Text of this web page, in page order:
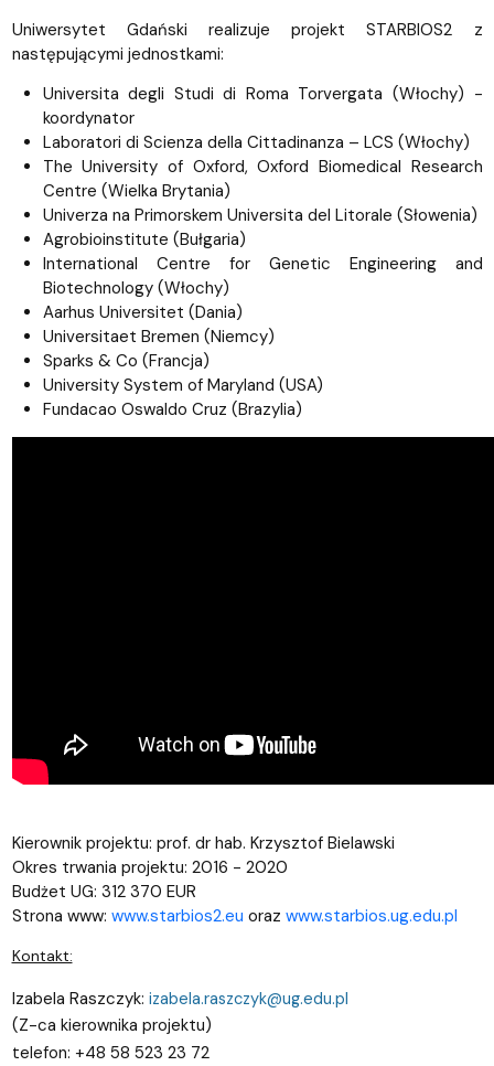
Uniwersytet Gdański realizuje projekt STARBIOS2 z
następującymi jednostkami:
Universita degli Studi di Roma Torvergata (Włochy) -
koordynator
Laboratori di Scienza della Cittadinanza – LCS (Włochy)
The University of Oxford, Oxford Biomedical Research
Centre (Wielka Brytania)
Univerza na Primorskem Universita del Litorale (Słowenia)
Agrobioinstitute (Bułgaria)
International Centre for Genetic Engineering and
Biotechnology (Włochy)
Aarhus Universitet (Dania)
Universitaet Bremen (Niemcy)
Sparks & Co (Francja)
University System of Maryland (USA)
Fundacao Oswaldo Cruz (Brazylia)
Kierownik projektu: prof. dr hab. Krzysztof Bielawski
Okres trwania projektu: 2016 - 2020
Budżet UG: 312 370 EUR
Strona www: www.starbios2.eu oraz www.starbios.ug.edu.pl
Kontakt:
Izabela Raszczyk: izabela.raszczyk@ug.edu.pl
(Z-ca kierownika projektu)
telefon: +48 58 523 23 72